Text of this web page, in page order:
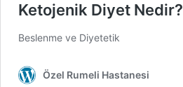
Ketojenik Diyet Nedir?
Beslenme ve Diyetetik
Özel Rumeli Hastanesi